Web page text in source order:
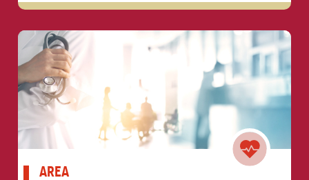
AREA